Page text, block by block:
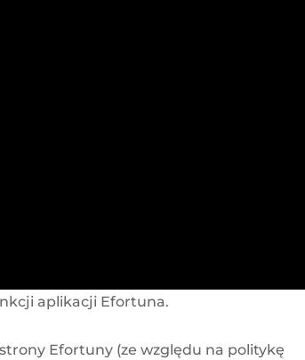
aplikacji Efortuna.
Efortuny (ze względu na politykę